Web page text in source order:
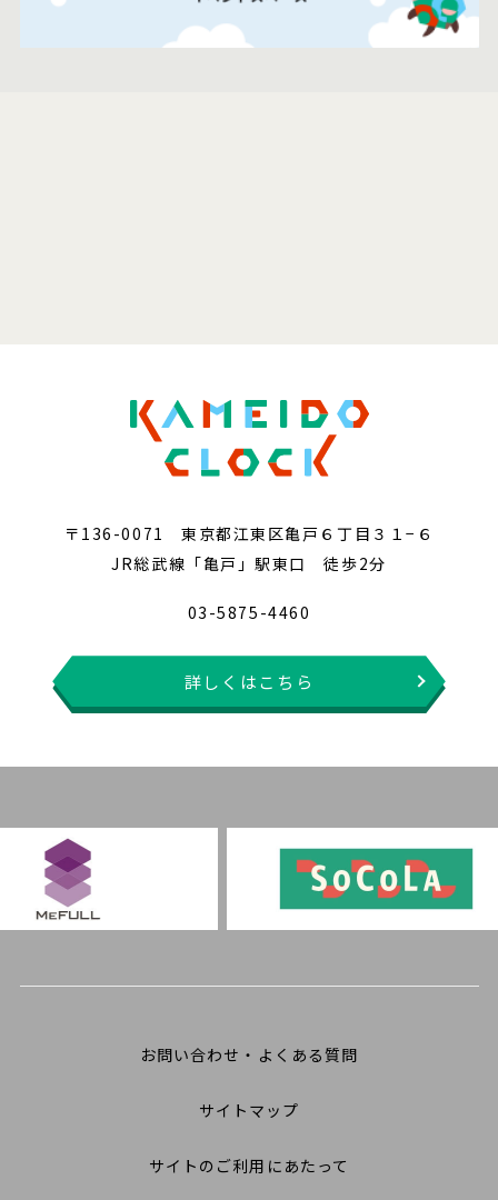
〒136-0071 東京都江東区亀戸６丁目３１−６
JR総武線「亀戸」駅東口 徒歩2分
03-5875-4460
詳しくはこちら
お問い合わせ・よくある質問
サイトマップ
サイトのご利用にあたって